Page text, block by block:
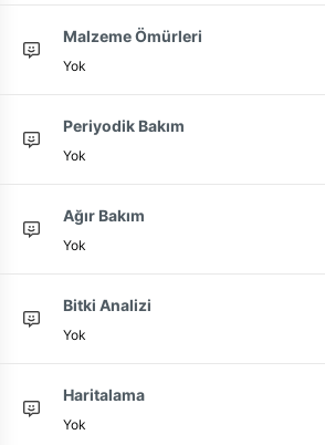
Malzeme Ömürleri
Yok
Periyodik Bakım
Yok
Ağır Bakım
Yok
Bitki Analizi
Yok
Haritalama
Yok